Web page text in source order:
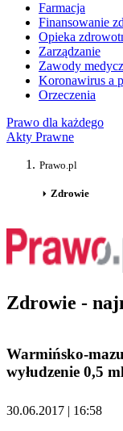
Farmacja
Finansowanie
Opieka
Zarządzanie
Zawody
Koronawirus a
Orzeczenia
Prawo dla każdego
Akty Prawne
Prawo.pl
Zdrowie
Zdrowie -
Warmińsko-
wyłudzenie 0,5
30.06.2017 | 16:58